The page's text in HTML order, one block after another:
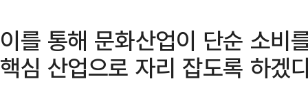
이를 통해 문화산업이 단순 소비
핵심 산업으로 자리 잡도록 하겠